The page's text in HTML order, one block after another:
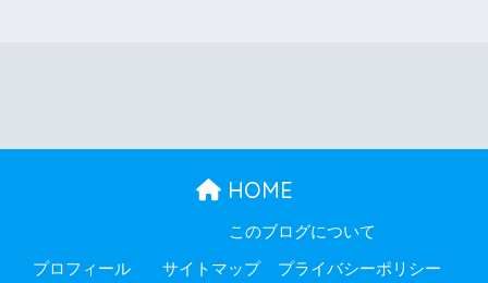
HOME
プロフィール
このブログについて
サイトマップ プライバシーポリシー